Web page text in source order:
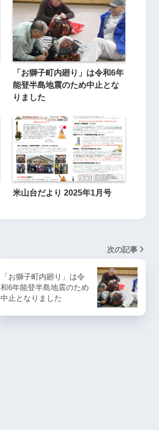
「お獅子町内廻り」は令和6年
能登半島地震のため中止とな
りました
米山台だより 2025年1月号
次の記事
「お獅子町内廻り」は令
和6年能登半島地震のため
中止となりました